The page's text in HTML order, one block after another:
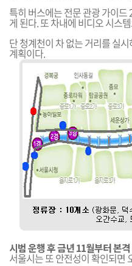
특히 버스에는 전문 관광 가이
게 된다. 또 차내에 비디오 시스
단 청계천이 차 없는 거리를 실
계획이다.
시범 운행 후 금년 11월부터 본
서울시는 또 안전성이 확인되면